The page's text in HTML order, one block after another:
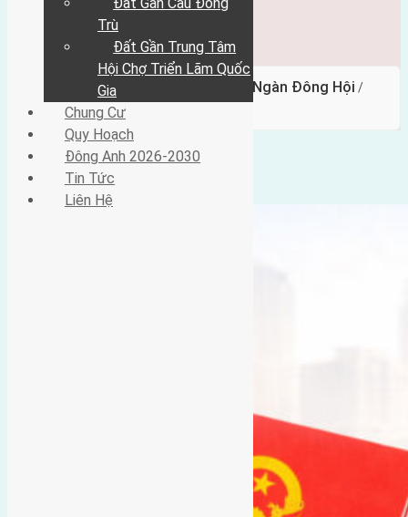
Đông Anh 2026-2030
Liên Hệ
Bán 50m2 (4×12,5) đất Đông Ngàn Đông Hội /
image
image
Trù
Đất Gần Trung Tâm
Hội Chợ Triển Lãm Quốc
Gia
Chung Cư
Quy Hoạch
Đông Anh 2026-2030
Tin Tức
Liên Hệ